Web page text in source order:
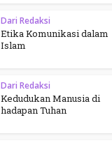
Dari Redaksi
Etika Komunikasi dalam
Islam
Dari Redaksi
Kedudukan Manusia di
hadapan Tuhan